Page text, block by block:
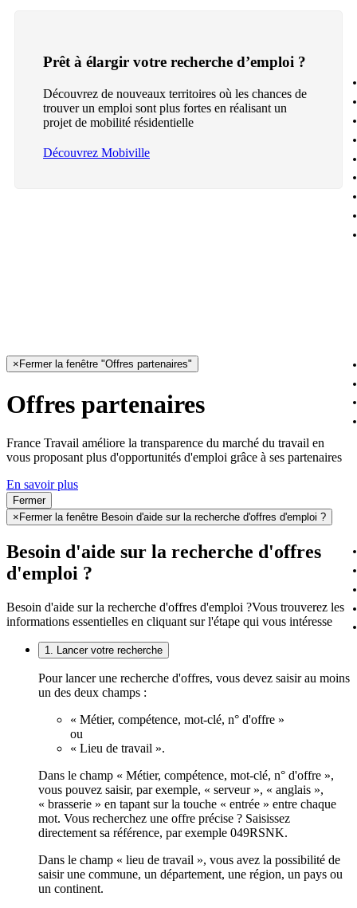
Prêt à élargir votre recherche d’emploi ?
Découvrez de nouveaux territoires où les chances de
trouver un emploi sont plus fortes en réalisant un
projet de mobilité résidentielle
Découvrez Mobiville
× Fermer la fenêtre "Offres partenaires"
Offres partenaires
France Travail améliore la transparence du marché du travail en
vous proposant plus d'opportunités d'emploi grâce à ses partenaires
En savoir plus
Fermer
× Fermer la fenêtre Besoin d'aide sur la recherche d'offres d'emploi ?
Besoin d'aide sur la recherche d'offres
d'emploi ?
Besoin d'aide sur la recherche d'offres d'emploi ?Vous trouverez les
informations essentielles en cliquant sur l'étape qui vous intéresse
1. Lancer votre recherche
Pour lancer une recherche d'offres, vous devez saisir au moins
un des deux champs :
« Métier, compétence, mot-clé, n° d'offre »
ou
« Lieu de travail ».
Dans le champ « Métier, compétence, mot-clé, n° d'offre »,
vous pouvez saisir, par exemple, « serveur », « anglais »,
« brasserie » en tapant sur la touche « entrée » entre chaque
mot. Vous recherchez une offre précise ? Saisissez
directement sa référence, par exemple 049RSNK.
Dans le champ « lieu de travail », vous avez la possibilité de
saisir une commune, un département, une région, un pays ou
un continent.